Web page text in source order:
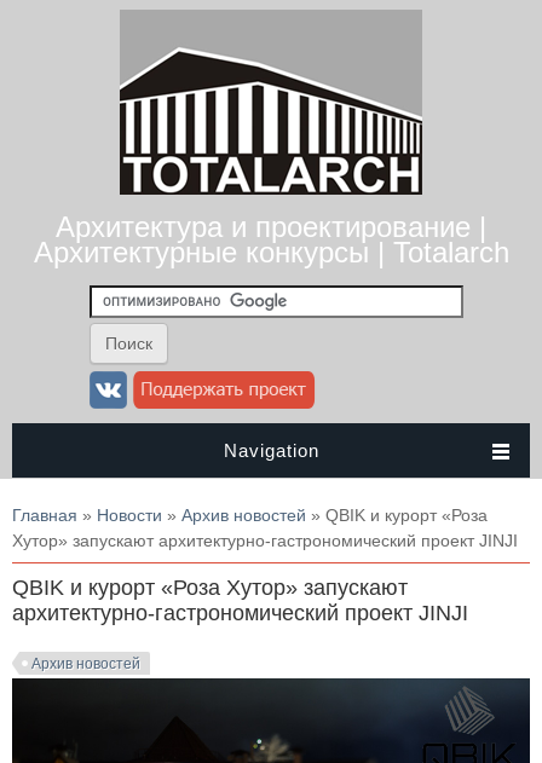
Архитектура и проектирование |
Архитектурные конкурсы | Totalarch
Navigation
Вы здесь
Главная » Новости » Архив новостей » QBIK и курорт «Роза
Хутор» запускают архитектурно-гастрономический проект JINJI
QBIK и курорт «Роза Хутор» запускают
архитектурно-гастрономический проект JINJI
Архив новостей